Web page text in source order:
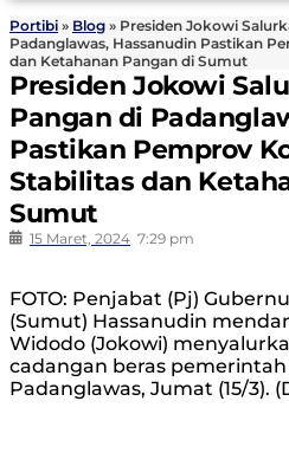
Portibi » Blog » Presiden Jokowi
Padanglawas, Hassanudin Pastikan
dan Ketahanan Pangan di Sumut
Presiden Jokowi
Pangan di
Pastikan Pemprov
Stabilitas dan
Sumut
15 Maret, 2024 7:29 pm
FOTO: Penjabat (Pj)
(Sumut) Hassanudin
Widodo (Jokowi)
cadangan beras
Padanglawas, Jumat (15/3).